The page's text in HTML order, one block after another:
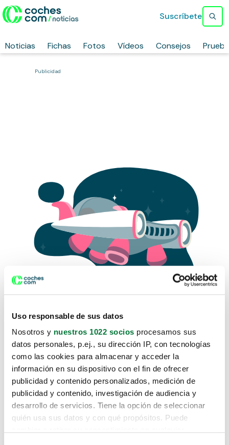
Uso responsable de sus datos
Nosotros y nuestros 1022 socios procesamos sus
datos personales, p.ej., su dirección IP, con tecnologías
como las cookies para almacenar y acceder la
información en su dispositivo con el fin de ofrecer
publicidad y contenido personalizados, medición de
publicidad y contenido, investigación de audiencia y
desarrollo de servicios. Tiene la opción de seleccionar
quién usa sus datos y con qué propósitos. Puede
Noticias Fichas Fotos Vídeos Consejos
Suscríbete
Publicidad
Lo sentimos, no sabemos como
te hemos traido hasta aquí.
Pero puedes encontrar el coche que estás
buscando en alguno de estos enlaces: